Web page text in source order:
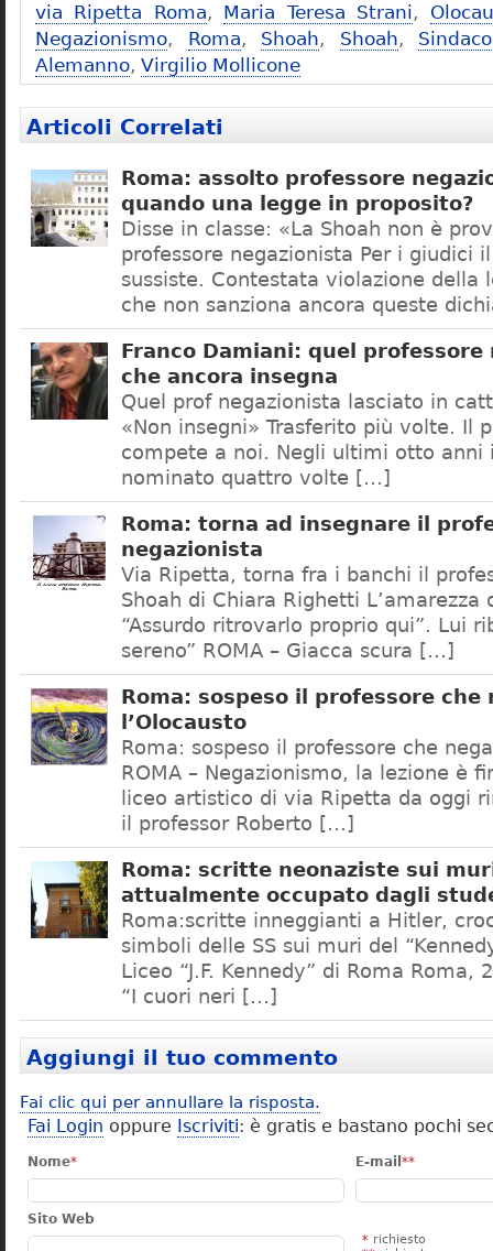
via Ripetta Roma, Maria Teresa Strani,
Negazionismo, Roma, Shoah, Shoah,
Alemanno, Virgilio Mollicone
Articoli Correlati
Roma: assolto professore
quando una legge in proposito?
Disse in classe: «La Shoah non è
professore negazionista Per i giudici
sussiste. Contestata violazione della
che non sanziona ancora queste
Franco Damiani: quel professore
che ancora insegna
Quel prof negazionista lasciato in
«Non insegni» Trasferito più volte. Il
compete a noi. Negli ultimi otto anni
nominato quattro volte […]
Roma: torna ad insegnare il
negazionista
Via Ripetta, torna fra i banchi il
Shoah di Chiara Righetti L’amarezza
“Assurdo ritrovarlo proprio qui”. Lui
sereno” ROMA – Giacca scura […]
Roma: sospeso il professore che
l’Olocausto
Roma: sospeso il professore che
ROMA – Negazionismo, la lezione è
liceo artistico di via Ripetta da oggi
il professor Roberto […]
Roma: scritte neonaziste sui
attualmente occupato dagli
Roma:scritte inneggianti a Hitler,
simboli delle SS sui muri del
Liceo “J.F. Kennedy” di Roma Roma,
“I cuori neri […]
Aggiungi il tuo commento
Fai clic qui per annullare la risposta.
Fai Login oppure Iscriviti: è gratis e bastano pochi
Nome* E-mail **
Sito Web
* richiesto